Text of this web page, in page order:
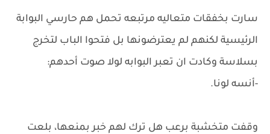
سارت بخفقات متعاليه مرتبعه تحمل هم حارسي البوابة
الرئيسية لكنهم لم يعترضونها بل فتحوا الباب لتخرج
بسلاسة وكادت ان تعبر البوابه لولا صوت أحدهم:
-أنسه لونا.
وقفت متخشبة برعب هل ترك لهم خبر بمنعها، بلعت